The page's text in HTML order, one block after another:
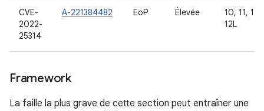
CVE-
2022-
25314
A-221384482 EoP Élevée
10, 11, 12,
12L
Framework
La faille la plus grave de cette section peut entraîner une